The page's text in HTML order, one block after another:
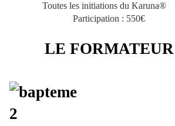
Toutes les initiations du Karuna®
Participation : 550€
LE FORMATEUR